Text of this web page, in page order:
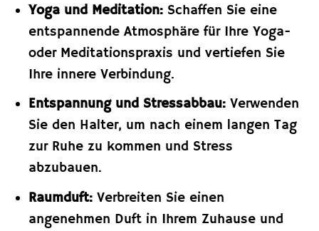
Yoga und Meditation:Schaffen Sie eine
entspannende Atmosphäre für Ihre Yoga-
oder Meditationspraxis und vertiefen Sie
Ihre innere Verbindung.
Entspannung und Stressabbau:Verwenden
Sie den Halter, um nach einem langen Tag
zur Ruhe zu kommen und Stress
abzubauen.
Raumduft:Verbreiten Sie einen
angenehmen Duft in Ihrem Zuhause und